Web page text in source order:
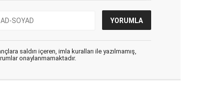
saldırı içeren, imla kuralları ile yazılmamış,
onaylanmamaktadır.